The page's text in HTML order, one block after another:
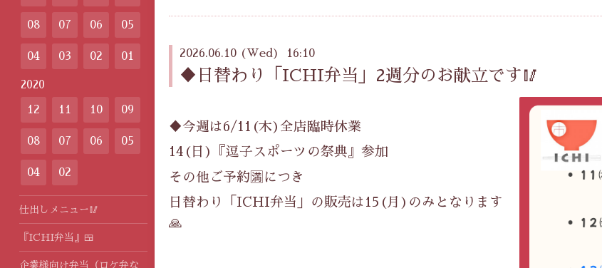
2026.06.10 (Wed) 16:10
♦️日替わり「ICHI弁当」2週分のお献立です🥢
♦️今週は6/11(木)全店臨時休業
14(日)『逗子スポーツの祭典』参加
その他ご予約🈵につき
日替わり「ICHI弁当」の販売は15(月)のみとなります
🙏
08 07 06 05
04 03 02 01
2020
12 11 10 09
08 07 06 05
04 02
仕出しメニュー🥢
『ICHI弁当』🍱
企業様向け弁当（ロケ弁な